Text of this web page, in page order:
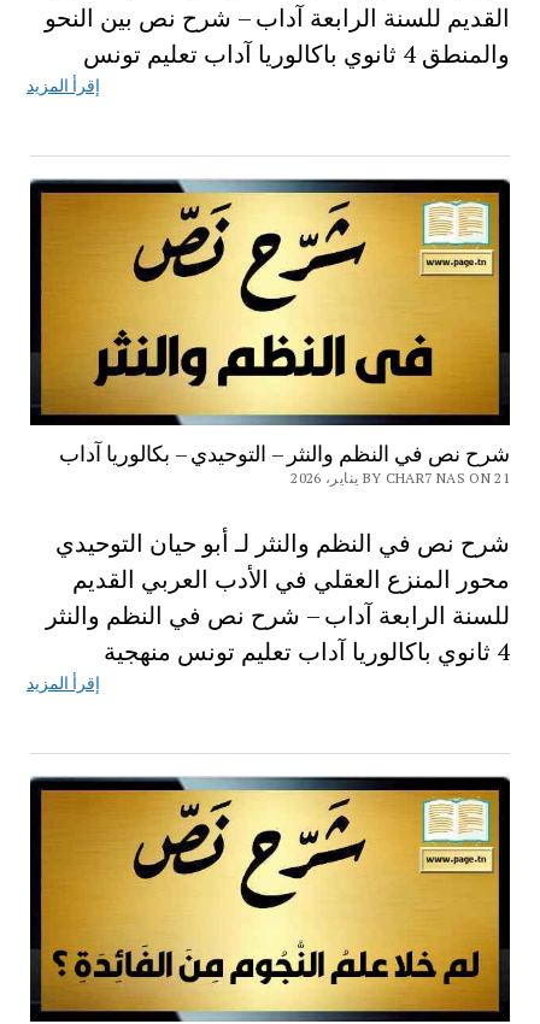
القديم للسنة الرابعة آداب – شرح نص بين النحو
والمنطق 4 ثانوي باكالوريا آداب تعليم تونس
إقرأ المزيد
شرح نص في النظم والنثر – التوحيدي – بكالوريا آداب
BY CHAR7 NAS ON 21 يناير، 2026
شرح نص في النظم والنثر لـ أبو حيان التوحيدي
محور المنزع العقلي في الأدب العربي القديم
للسنة الرابعة آداب – شرح نص في النظم والنثر
4 ثانوي باكالوريا آداب تعليم تونس منهجية
إقرأ المزيد